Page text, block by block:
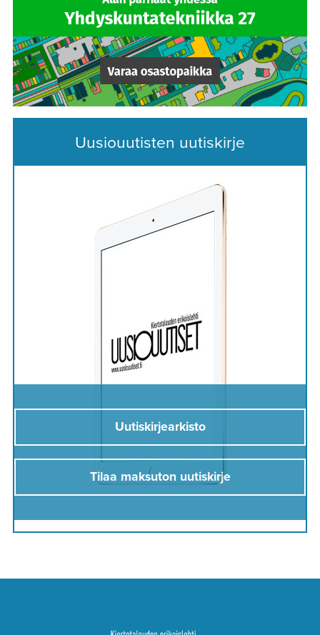
Uusiouutisten uutiskirje
Uutiskirjearkisto
Tilaa maksuton uutiskirje